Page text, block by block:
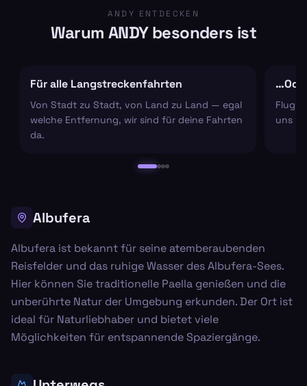
ANDY ENTDECKEN
Warum ANDY besonders ist
Für alle Langstreckenfahrten
Von Stadt zu Stadt, von Land zu Land — egal
welche Entfernung, wir sind für deine Fahrten
da.
uns
Albufera
Albufera ist bekannt für seine atemberaubenden
Reisfelder und das ruhige Wasser des Albufera-Sees.
Hier können Sie traditionelle Paella genießen und die
unberührte Natur der Umgebung erkunden. Der Ort ist
ideal für Naturliebhaber und bietet viele
Möglichkeiten für entspannende Spaziergänge.